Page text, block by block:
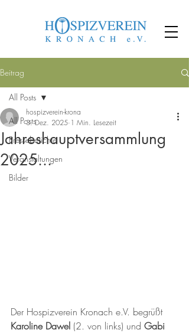
Beitrag
All Posts
Presseberichte
Veranstaltungen
Bilder
All Posts
Jahreshauptversammlung
2025...
hospizverein-krona
3. Dez. 2025 1 Min. Lesezeit
Der Hospizverein Kronach e.V. begrüßt
Karoline Dawel (2. von links) und Gabi